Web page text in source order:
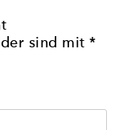
sind mit *